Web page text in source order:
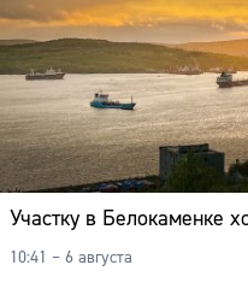
Участку в Белокаменке
10:41 – 6 августа